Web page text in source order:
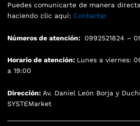
Puedes comunicarte de manera
haciendo clic aquí: Contactar
Números de atención: 0992521824 –
Horario de atención: Lunes a viernes:
a 19:00
Dirección: Av. Daniel León Borja y
SYSTEMarket